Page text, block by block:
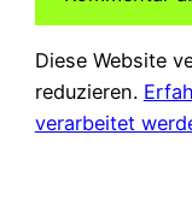
Diese Website
reduzieren.
verarbeitet